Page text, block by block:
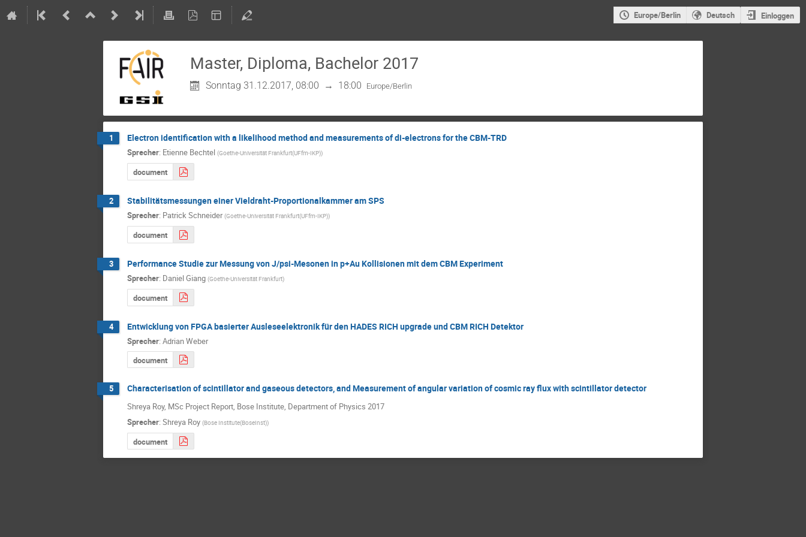
Europe/Berlin Deutsch Einloggen
Master, Diploma, Bachelor 2017
Sonntag 31.12.2017, 08:00 → 18:00 Europe/Berlin
1 Electron identification with a likelihood method and measurements of di-electrons for the CBM-TRD
Sprecher: Etienne Bechtel (Goethe-Universität Frankfurt(UFfm-IKP))
document
2 Stabilitätsmessungen einer Vieldraht-Proportionalkammer am SPS
Sprecher: Patrick Schneider (Goethe-Universität Frankfurt(UFfm-IKP))
document
3 Performance Studie zur Messung von J/psi-Mesonen in p+Au Kollisionen mit dem CBM Experiment
Sprecher: Daniel Giang (Goethe-Universität Frankfurt)
document
4 Entwicklung von FPGA basierter Ausleseelektronik für den HADES RICH upgrade und CBM RICH Detektor
Sprecher: Adrian Weber
document
5 Characterisation of scintillator and gaseous detectors, and Measurement of angular variation of cosmic ray flux with scintillator detector
Shreya Roy, MSc Project Report, Bose Institute, Department of Physics 2017
Sprecher: Shreya Roy (Bose Institute(BoseInst))
document